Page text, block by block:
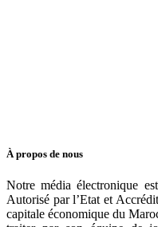
À propos de nous
Notre média électronique
Autorisé par l’Etat et
capitale économique du